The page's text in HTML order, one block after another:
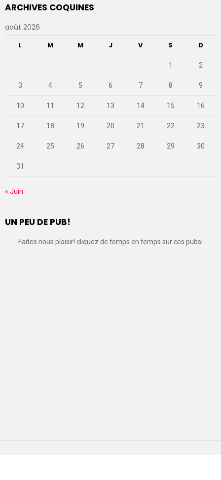
ARCHIVES COQUINES
août 2026
L M M J V S D
1 2
3 4 5 6 7 8 9
10 11 12 13 14 15 16
17 18 19 20 21 22 23
24 25 26 27 28 29 30
31
« Juin
UN PEU DE PUB!
Faites nous plaisir! cliquez de temps en temps sur ces pubs!